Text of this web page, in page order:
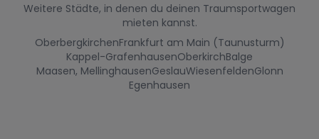
Weitere Städte, in denen du deinen Traumsportwagen
mieten kannst.
OberbergkirchenFrankfurt am Main (Taunusturm)
Kappel-GrafenhausenOberkirchBalge
Maasen, MellinghausenGeslauWiesenfeldenGlonn
Egenhausen